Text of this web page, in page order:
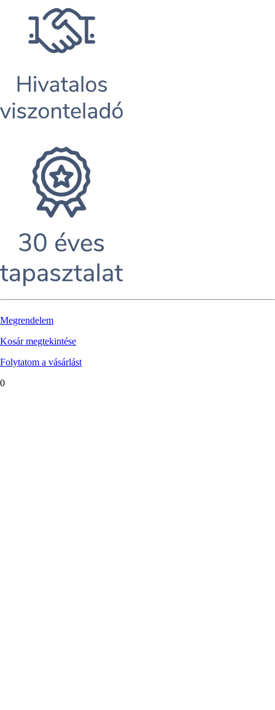
Megrendelem
Kosár megtekintése
Folytatom a vásárlást
0